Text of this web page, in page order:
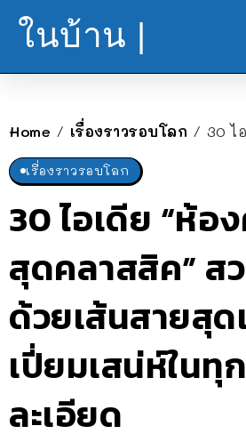
ในบ้าน |
Home / เรื่องราวรอบโลก / 30 ไอเดีย “ห้องครัว
เรื่องราวรอบโลก
30 ไอเดีย “ห้อ
สุดคลาสสิค” ส
ด้วยเส้นสายสุด
เปี่ยมเสน่ห์ในทุ
ละเอียด